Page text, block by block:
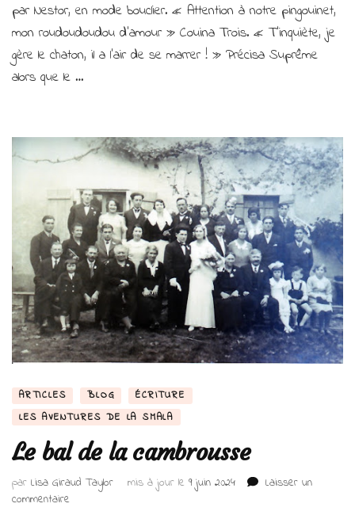
par Nestor, en mode bouclier. « Attention à notre pingouinet,
mon roudoudoudou d’amour » Couina Trois. « T’inquiète, je
gère le chaton, il a l’air de se marrer ! » Précisa Suprême
alors que le …
ARTICLES BLOG
ÉCRITURE
LES AVENTURES DE LA SMALA
Le bal de la cambrousse
par Lisa Giraud Taylor mis à jour le 9 juin 2024
Laisser un
commentaire